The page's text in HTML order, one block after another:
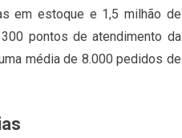
em estoque e 1,5 milhão de
pontos de atendimento da
média de 8.000 pedidos de